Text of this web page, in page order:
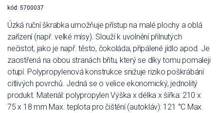
kód: 5700037
Úzká ruční škrabka umožňuje přístup na malé plochy a oblá
zařízení (např. velké mísy). Slouží k uvolnění přilnutých
nečistot, jako je např. těsto, čokoláda, připálené jídlo apod. Je
zaostřená na obou stranách břitu, který se díky tomu pomaleji
otupí. Polypropylenová konstrukce snižuje riziko poškrábání
citlivých povrchů. Jedná se o velice ekonomický, jednolitý
produkt. Materiál: polypropylen Výška x délka x šířka: 210 x
75 x 18 mm Max. teplota pro čištění (autokláv): 121 °C Max.